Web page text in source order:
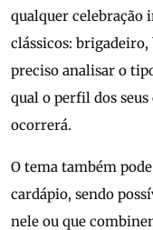
qualquer celebração
clássicos:
preciso analisar o
qual o perfil dos
ocorrerá.
O tema também
cardápio, sendo
nele ou que